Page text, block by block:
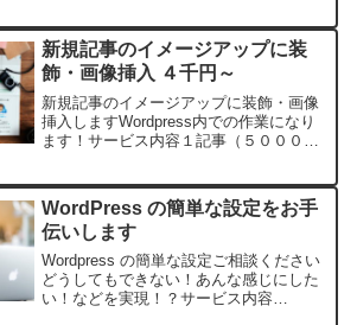
アドセンスでもっと稼げるようになりた
い！どこを改善したらいい...
新規記事のイメージアップに装
飾・画像挿入 ４千円～
新規記事のイメージアップに装飾・画像
挿入しますWordpress内での作業になり
ます！サービス内容１記事（５０００文
します（要相談）。Wordpressの見映え
を良...
WordPress の簡単な設定をお手
伝いします
Wordpress の簡単な設定ご相談ください
どうしてもできない！あんな感じにした
い！などを実現！？サービス内容